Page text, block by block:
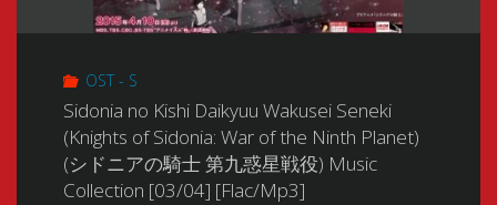
[2021]
+
Scans
라
레
이
OST - S
Sidonia no Kishi Daikyuu Wakusei Seneki
(Knights of Sidonia: War of the Ninth Planet)
(シドニアの騎士 第九惑星戦役) Music
Collection [03/04] [Flac/Mp3]